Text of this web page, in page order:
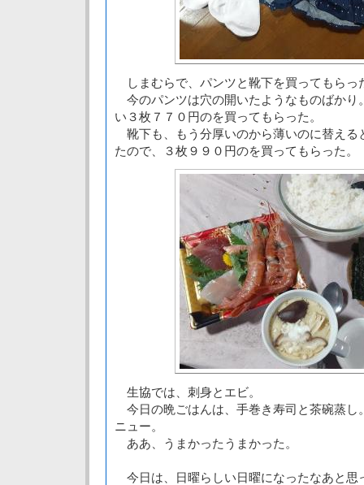
しまむらで、パンツと靴下を買ってもらっ
今のパンツは穴の開いたようなものばかり
い３枚７７０円のを買ってもらった。
靴下も、もう分厚いのから薄いのに替える
たので、３枚９９０円のを買ってもらった。
生協では、刺身とエビ。
今日の晩ごはんは、手巻き寿司と茶碗蒸し
ニュー。
ああ、うまかったうまかった。
今日は、日曜らしい日曜になったなあと思